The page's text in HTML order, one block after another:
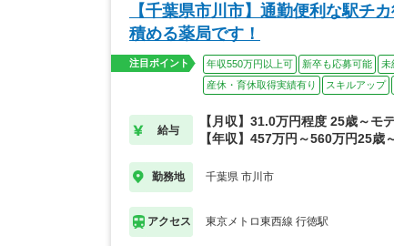
【千葉県市川市】通勤便利な駅チ
積める薬局です！
注目ポイント 年収550万円以上可 新卒も応募可能 未
産休・育休取得実績有り
スキルアップ
給与
【月収】31.0万円程度 25歳～モ
【年収】457万円～560万円25歳
勤務地 千葉県 市川市
アクセス 東京メトロ東西線 行徳駅